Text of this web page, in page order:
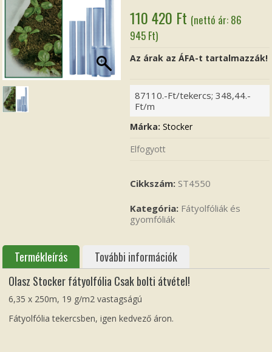
110 420 Ft (nettó ár: 86
945 Ft)
Az árak az ÁFA-t tartalmazzák!
87110.-Ft/tekercs; 348,44.-
Ft/m
Márka:Stocker
Elfogyott
Cikkszám: ST4550
Kategória: Fátyolfóliák és
gyomfóliák
Termékleírás
További információk
Olasz Stocker fátyolfólia Csak bolti átvétel!
6,35 x 250m, 19 g/m2 vastagságú
Fátyolfólia tekercsben, igen kedvező áron.